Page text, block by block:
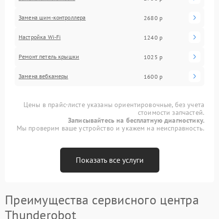
Замена шим-контроллера 2680 р
Настройка Wi-Fi 1240 р
Ремонт петель крышки 1025 р
Замена вебкамеры 1600 р
Цены в прайс-листе указаны ориентировочные, без учета
стоимости запчастей.
Записывайтесь на бесплатную диагностику.
Мы проверим ваше устройство и укажем на неисправность.
Показать все услуги
Преимущества сервисного центра
Thunderobot